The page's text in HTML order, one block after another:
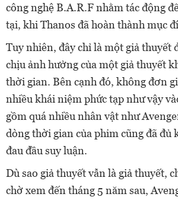
công nghệ B.A.R.F nhằm tác động
tại, khi Thanos đã hoàn thành mục
Tuy nhiên, đây chỉ là một giả thuyết
chịu ảnh hưởng của một giả thuyết
thời gian. Bên cạnh đó, không đơn
nhiều khái niệm phức tạp như vậy
gồm quá nhiều nhân vật như
dòng thời gian của phim cũng đã đủ
đau đầu suy luận.
Dù sao giả thuyết vẫn là giả thuyết,
chờ xem đến tháng 5 năm sau,